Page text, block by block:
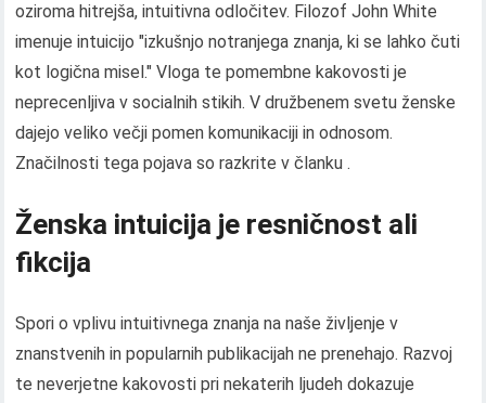
oziroma hitrejša, intuitivna odločitev. Filozof John White
imenuje intuicijo "izkušnjo notranjega znanja, ki se lahko čuti
kot logična misel." Vloga te pomembne kakovosti je
neprecenljiva v socialnih stikih. V družbenem svetu ženske
dajejo veliko večji pomen komunikaciji in odnosom.
Značilnosti tega pojava so razkrite v članku .
Ženska intuicija je resničnost ali
fikcija
Spori o vplivu intuitivnega znanja na naše življenje v
znanstvenih in popularnih publikacijah ne prenehajo. Razvoj
te neverjetne kakovosti pri nekaterih ljudeh dokazuje